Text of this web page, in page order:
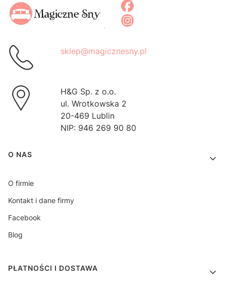
sklep@magicznesny.pl
H&G Sp. z o.o.
ul. Wrotkowska 2
20-469 Lublin
NIP: 946 269 90 80
Linki w stopce
O NAS
O firmie
Kontakt i dane firmy
Facebook
Blog
PŁATNOŚCI I DOSTAWA